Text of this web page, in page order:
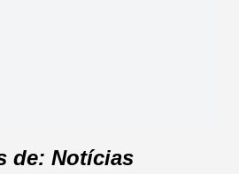
de: Notícias